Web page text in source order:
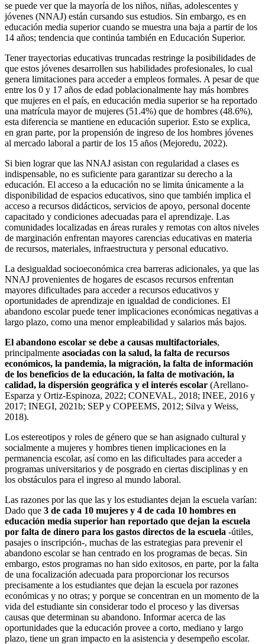
se puede ver que la mayoría de los niños, niñas, adolescentes y
jóvenes (NNAJ) están cursando sus estudios. Sin embargo, es en
educación media superior cuando se muestra una baja a partir de los
14 años; tendencia que continúa también en Educación Superior.
Tener trayectorias educativas truncadas restringe la posibilidades de
que estos jóvenes desarrollen sus habilidades profesionales, lo cual
genera limitaciones para acceder a empleos formales. A pesar de que
entre los 0 y 17 años de edad poblacionalmente hay más hombres
que mujeres en el país, en educación media superior se ha reportado
una matrícula mayor de mujeres (51.4%) que de hombres (48.6%),
esta diferencia se mantiene en educación superior. Esto se explica,
en gran parte, por la propensión de ingreso de los hombres jóvenes
al mercado laboral a partir de los 15 años (Mejoredu, 2022).
Si bien lograr que las NNAJ asistan con regularidad a clases es
indispensable, no es suficiente para garantizar su derecho a la
educación. El acceso a la educación no se limita únicamente a la
disponibilidad de espacios educativos, sino que también implica el
acceso a recursos didácticos, servicios de apoyo, personal docente
capacitado y condiciones adecuadas para el aprendizaje. Las
comunidades localizadas en áreas rurales y remotas con altos niveles
de marginación enfrentan mayores carencias educativas en materia
de recursos, materiales, infraestructura y personal educativo.
La desigualdad socioeconómica crea barreras adicionales, ya que las
NNAJ provenientes de hogares de escasos recursos enfrentan
mayores dificultades para acceder a recursos educativos y
oportunidades de aprendizaje en igualdad de condiciones. El
abandono escolar puede tener implicaciones económicas negativas a
largo plazo, como una menor empleabilidad y salarios más bajos.
El abandono escolar se debe a causas multifactoriales,
principalmente asociadas con la salud, la falta de recursos
económicos, la pandemia, la migración, la falta de información
de los beneficios de la educación, la falta de motivación, la
calidad, la dispersión geográfica y el interés escolar (Arellano-
Esparza y Ortiz-Espinoza, 2022; CONEVAL, 2018; INEE, 2016 y
2017; INEGI, 2021b; SEP y COPEEMS, 2012; Silva y Weiss,
2018).
Los estereotipos y roles de género que se han asignado cultural y
socialmente a mujeres y hombres tienen implicaciones en la
permanencia escolar, así como en las dificultades para acceder a
programas universitarios y de posgrado en ciertas disciplinas y en
los obstáculos para el ingreso al mundo laboral.
Las razones por las que las y los estudiantes dejan la escuela varían:
Dado que 3 de cada 10 mujeres y 4 de cada 10 hombres en
educación media superior han reportado que dejan la escuela
por falta de dinero para los gastos directos de la escuela -útiles,
pasajes o inscripción-, muchas de las estrategias para prevenir el
abandono escolar se han centrado en los programas de becas. Sin
embargo, estos programas no han sido exitosos, en parte, por la falta
de una focalización adecuada para proporcionar los recursos
precisamente a los estudiantes que dejan la escuela por razones
económicas y no otras; y porque se concentran en un momento de la
vida del estudiante sin considerar todo el proceso y las diversas
causas que determinan su abandono. Informar acerca de las
oportunidades que la educación provee a corto, mediano y largo
plazo, tiene un gran impacto en la asistencia y desempeño escolar.